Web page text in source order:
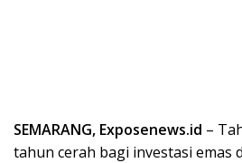
SEMARANG, Exposenews.id –
tahun cerah bagi investasi emas